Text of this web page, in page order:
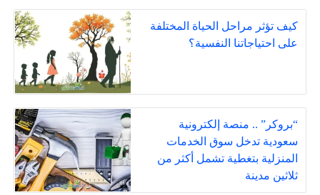
كيف تؤثر مراحل الحياة المختلفة
على احتياجاتنا النفسية؟
“بروكر” .. منصة إلكترونية
سعودية تدخل سوق الخدمات
المنزلية بتغطية تشمل أكثر من
ثلاثين مدينة